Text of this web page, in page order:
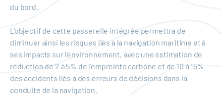
du bord.
L'objectif de cette passerelle intégrée permettra de
diminuer ainsi les risques liés à la navigation maritime et à
ses impacts sur l’environnement, avec une estimation de
réduction de 2 à 5% de l’empreinte carbone et de 10 à 15%
des accidents liés à des erreurs de décisions dans la
conduite de la navigation.